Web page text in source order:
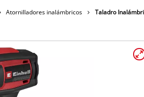
Sobre Einhell PROFESSIONAL
Todos los dispositivos PROFESSIONAL
Routers
Atornilladores inalámbricos Taladro